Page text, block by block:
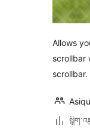
Allows
scrollbar
scrollbar.